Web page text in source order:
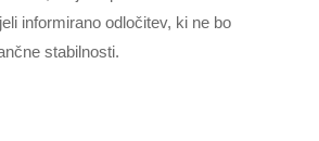
informirano odločitev, ki ne bo
stabilnosti.